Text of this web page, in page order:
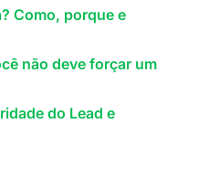
Como, porque e
não deve forçar um
do Lead e